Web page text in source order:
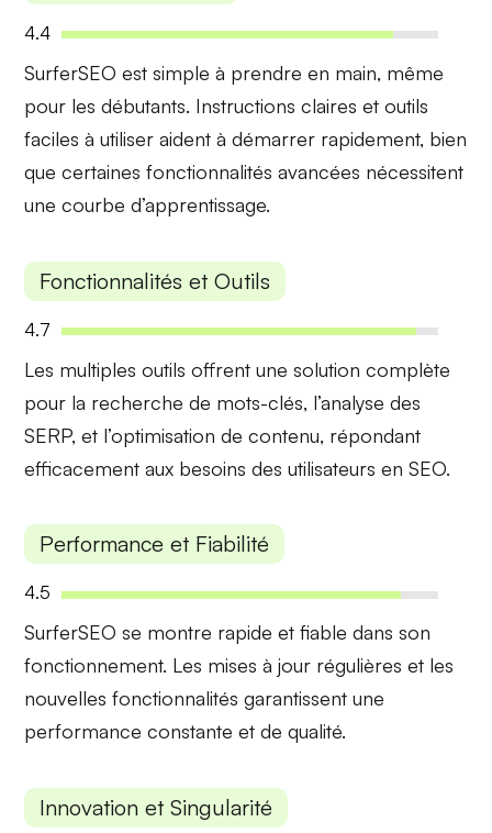
4.4
SurferSEO est simple à prendre en main, même
pour les débutants. Instructions claires etoutils
faciles à utiliser aident à démarrer rapidement, bien
que certaines fonctionnalités avancées nécessitent
une courbe d’apprentissage.
Fonctionnalités et Outils
4.7
Les multiples outils offrent unesolution complète
pour la recherche de mots-clés, l’analyse des
SERP, et l’optimisation de contenu, répondant
efficacement aux besoins des utilisateurs en SEO.
Performance et Fiabilité
4.5
SurferSEO se montre rapide etfiable dans son
fonctionnement. Les mises à jour régulières et les
nouvelles fonctionnalités garantissent une
performance constante et de qualité.
Innovation et Singularité